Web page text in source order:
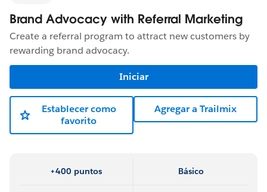
Brand Advocacy with Referral Marketing
Create a referral program to attract new customers by
rewarding brand advocacy.
Iniciar
Establecer como
favorito
Agregar a Trailmix
+400 puntos Básico